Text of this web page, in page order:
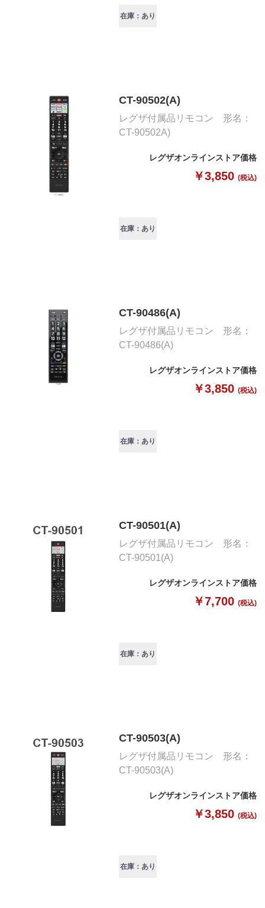
在庫：あり
CT-90502(A)
レグザ付属品リモコン 形名：
CT-90502A)
レグザオンラインストア価格
￥3,850 (税込)
在庫：あり
CT-90486(A)
レグザ付属品リモコン 形名：
CT-90486(A)
レグザオンラインストア価格
￥3,850 (税込)
在庫：あり
CT-90501(A)
レグザ付属品リモコン 形名：
CT-90501(A)
レグザオンラインストア価格
￥7,700 (税込)
在庫：あり
CT-90503(A)
レグザ付属品リモコン 形名：
CT-90503(A)
レグザオンラインストア価格
￥3,850 (税込)
在庫：あり